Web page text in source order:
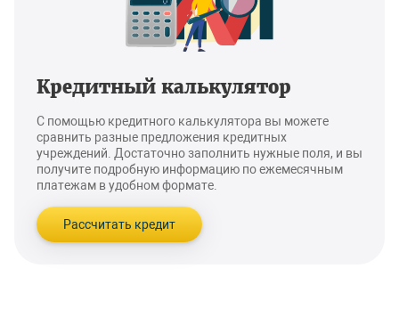
Кредитный калькулятор
С помощью кредитного калькулятора вы можете
сравнить разные предложения кредитных
учреждений. Достаточно заполнить нужные поля, и вы
получите подробную информацию по ежемесячным
платежам в удобном формате.
Рассчитать кредит